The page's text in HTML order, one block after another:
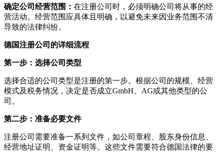
确定公司经营范围： 在注册公司时，必须明确公司将从事的经
营活动。经营范围应具体且明确，以避免未来因业务范围不清
导致的法律纠纷。
德国注册公司的详细流程
第一步：选择公司类型
选择合适的公司类型是注册的第一步。根据公司的规模、经营
模式及税务情况，决定是否成立GmbH、AG或其他类型的公
司。
第二步：准备必要文件
注册公司需要准备一系列文件，如公司章程、股东身份信息、
经营地址证明、资金证明等。这些文件需要符合德国法律的要